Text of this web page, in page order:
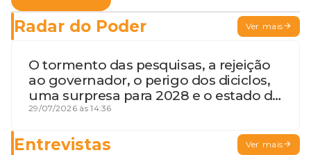
Radar do Poder Ver mais
O tormento das pesquisas, a rejeição
ao governador, o perigo dos diciclos,
uma surpresa para 2028 e o estado de
terceira guerra mundial
29/07/2026 às 14:36
Entrevistas Ver mais